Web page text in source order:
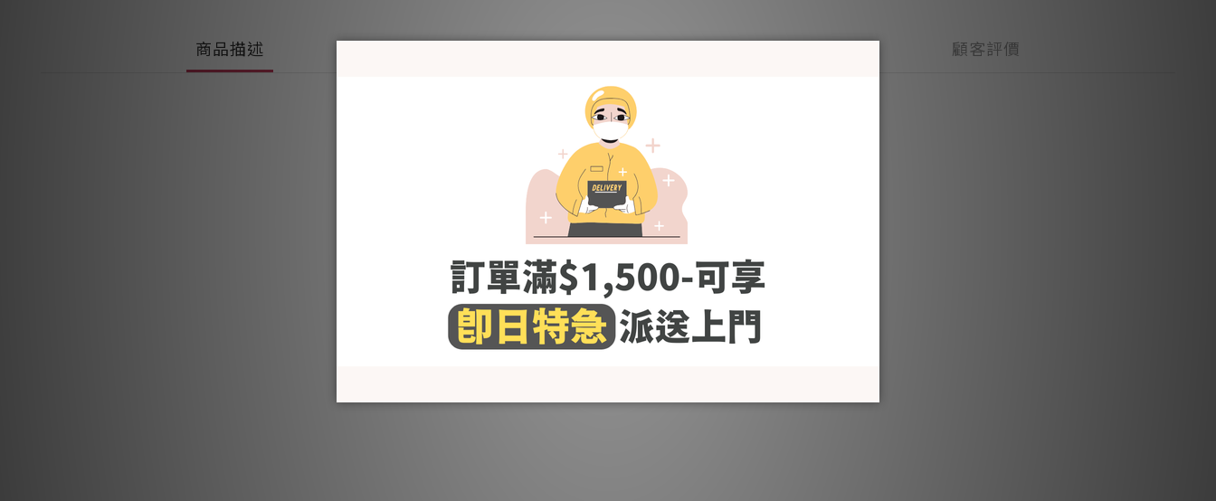
商品描述 送貨及付款方式 顧客評價
-Made in Korea-
毛巾以100%竹纖維所製，具有柔軟的觸感和極高吸收力。
正面和背面有不同的清新顏色和設計，讓孩子、爸爸媽媽都擁有充滿幸福的每一天。
毛巾邊以100%棉製造，以精細縫紉處理，照顧每個細節。
[Fabric] 100％竹纖維 (邊框:100%棉)
[Size (in cm)] 85 x 85
有線頭斷開時，請不要拉扯它，而是用剪刀剪掉